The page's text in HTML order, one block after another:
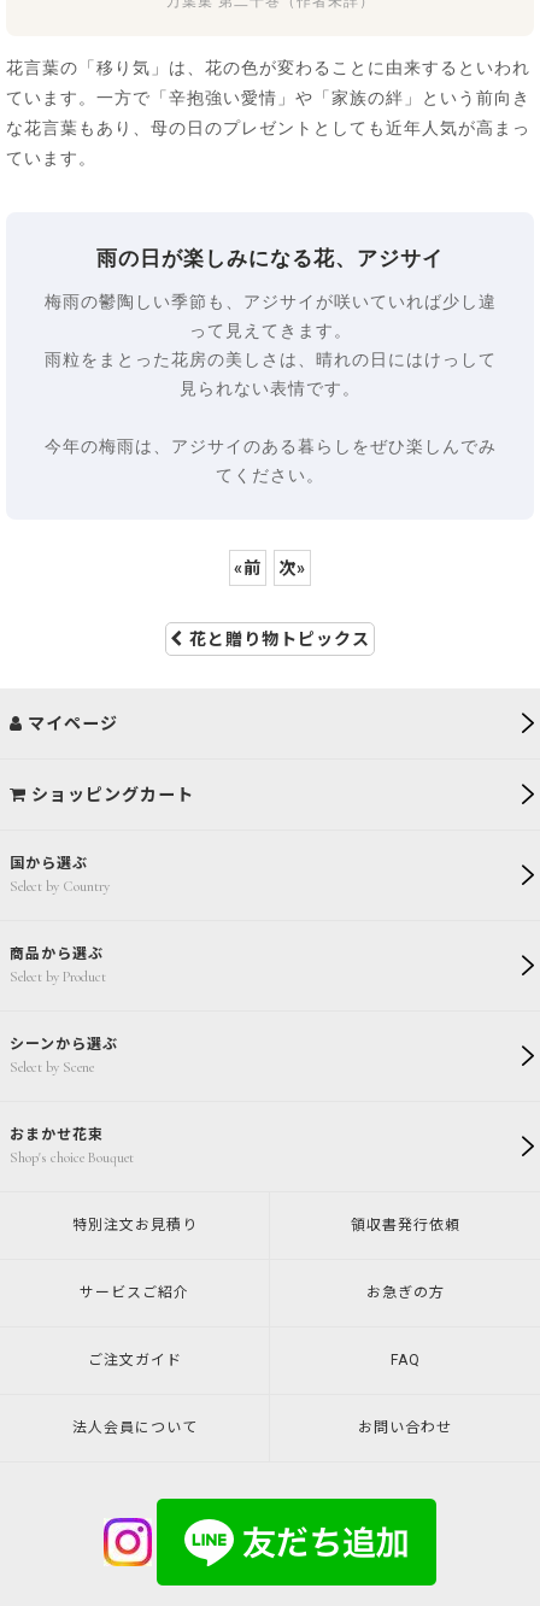
花言葉の「移り気」は、花の色が変わることに由来するといわれ
ています。一方で「辛抱強い愛情」や「家族の絆」という前向き
な花言葉もあり、母の日のプレゼントとしても近年人気が高まっ
ています。
雨の日が楽しみになる花、アジサイ
梅雨の鬱陶しい季節も、アジサイが咲いていれば少し違
って見えてきます。
雨粒をまとった花房の美しさは、晴れの日にはけっして
見られない表情です。
今年の梅雨は、アジサイのある暮らしをぜひ楽しんでみ
てください。
«前 次»
花と贈り物トピックス
国から選ぶ
Select by Country
商品から選ぶ
Select by Product
シーンから選ぶ
Select by Scene
おまかせ花束
Shop's choice Bouquet
マイページ
ショッピングカート
特別注文 お見積り 領収書発行依頼
サービスご紹介 お急ぎの方
ご注文ガイド FAQ
法人会員について お問い合わせ